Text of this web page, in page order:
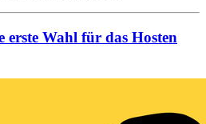
Wahl für das Hosten